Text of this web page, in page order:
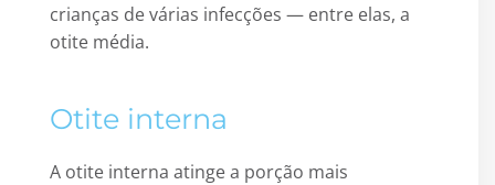
crianças de várias infecções — entre elas, a
otite média.
Otite interna
A otite interna atinge a porção mais